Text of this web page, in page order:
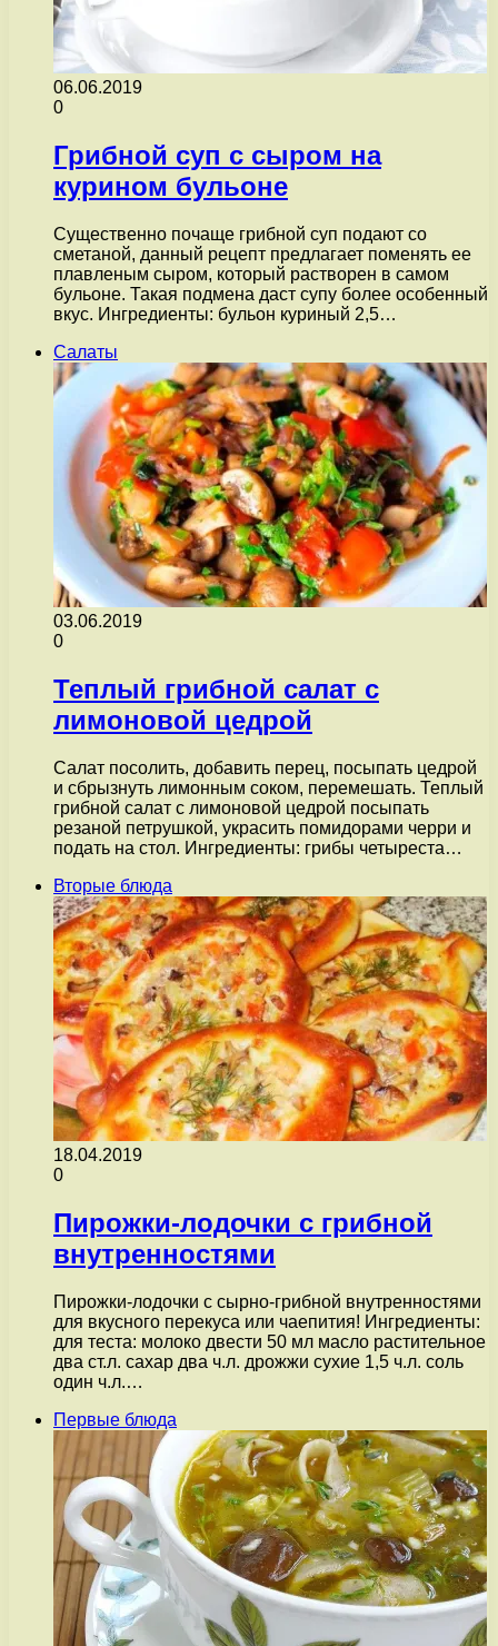
06.06.2019
0
Грибной суп с сыром на
курином бульоне
Существенно почаще грибной суп подают со
сметаной, данный рецепт предлагает поменять ее
плавленым сыром, который растворен в самом
бульоне. Такая подмена даст супу более особенный
вкус. Ингредиенты: бульон куриный 2,5…
Салаты
03.06.2019
0
Теплый грибной салат с
лимоновой цедрой
Салат посолить, добавить перец, посыпать цедрой
и сбрызнуть лимонным соком, перемешать. Теплый
грибной салат с лимоновой цедрой посыпать
резаной петрушкой, украсить помидорами черри и
подать на стол. Ингредиенты: грибы четыреста…
Вторые блюда
18.04.2019
0
Пирожки-лодочки с грибной
внутренностями
Пирожки-лодочки с сырно-грибной внутренностями
для вкусного перекуса или чаепития! Ингредиенты:
для теста: молоко двести 50 мл масло растительное
два ст.л. сахар два ч.л. дрожжи сухие 1,5 ч.л. соль
один ч.л.…
Первые блюда